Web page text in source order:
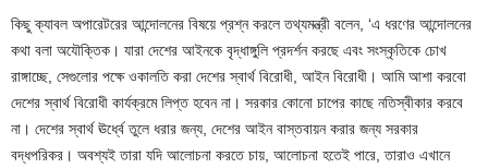
কিছু ক্যাবল অপারেটরের আন্দোলনের বিষয়ে প্রশ্ন করলে তথ্যমন্ত্রী বলেন, ‘এ ধরণের আন্দোলনের
কথা বলা অযৌক্তিক। যারা দেশের আইনকে বৃদ্ধাঙ্গুলি প্রদর্শন করছে এবং সংস্কৃতিকে চোখ
রাঙ্গাচ্ছে, সেগুলোর পক্ষে ওকালতি করা দেশের স্বার্থ বিরোধী, আইন বিরোধী। আমি আশা করবো
দেশের স্বার্থ বিরোধী কার্যক্রমে লিপ্ত হবেন না। সরকার কোনো চাপের কাছে নতিস্বীকার করবে
না। দেশের স্বার্থ ঊর্ধ্বে তুলে ধরার জন্য, দেশের আইন বাস্তবায়ন করার জন্য সরকার
বদ্ধপরিকর। অবশ্যই তারা যদি আলোচনা করতে চায়, আলোচনা হতেই পারে, তারাও এখানে